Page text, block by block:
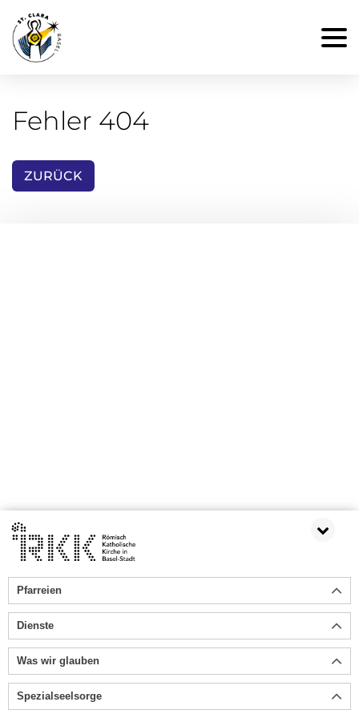
Fehler 404
ZURÜCK
Pfarreien
Dienste
Was wir glauben
Spezialseelsorge